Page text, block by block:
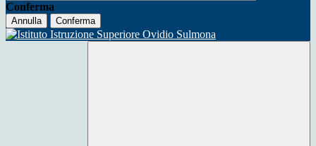
Conferma
Annulla Conferma